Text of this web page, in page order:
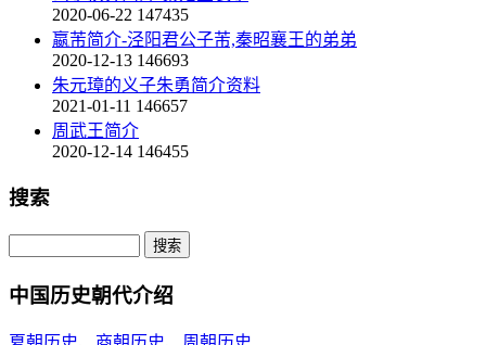
2020-06-22 147435
嬴芾简介-泾阳君公子芾,秦昭襄王的弟弟
2020-12-13 146693
朱元璋的义子朱勇简介资料
2021-01-11 146657
周武王简介
2020-12-14 146455
搜索
中国历史朝代介绍